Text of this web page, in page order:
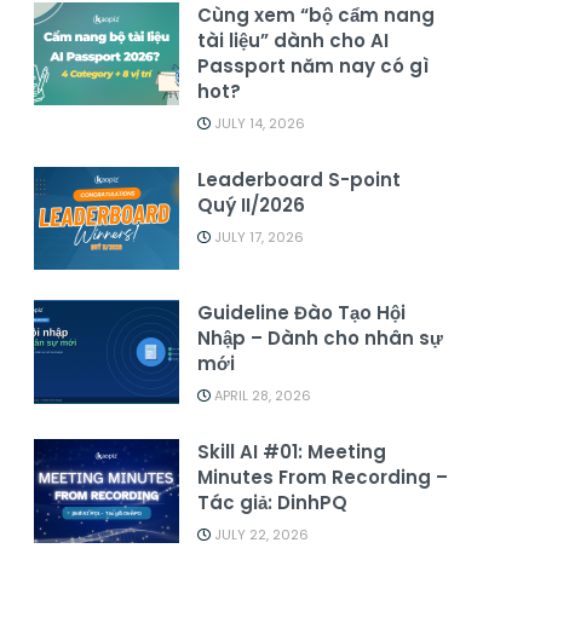
Cùng xem “bộ cẩm nang
tài liệu” dành cho AI
Passport năm nay có gì
hot?
JULY 14, 2026
Leaderboard S-point
Quý II/2026
JULY 17, 2026
Guideline Đào Tạo Hội
Nhập – Dành cho nhân sự
mới
APRIL 28, 2026
Skill AI #01: Meeting
Minutes From Recording –
Tác giả: DinhPQ
JULY 22, 2026